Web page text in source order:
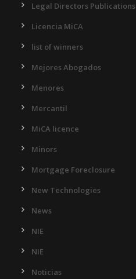
Legal Directors Publications
Licencia MiCA
list of winners
Mejores Abogados
Menores
Mercantil
MiCA licence
Minors
Mortgage Foreclosure
New Technologies
News
NIE
NIE
Noticias